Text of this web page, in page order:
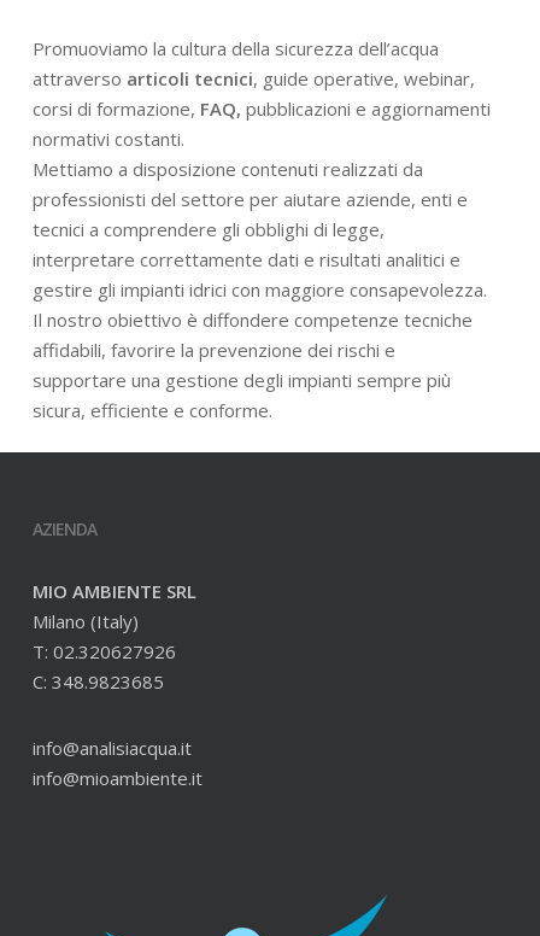
Promuoviamo la cultura della sicurezza dell’acqua
attraverso articoli tecnici, guide operative, webinar,
corsi di formazione, FAQ, pubblicazioni e aggiornamenti
normativi costanti.
Mettiamo a disposizione contenuti realizzati da
professionisti del settore per aiutare aziende, enti e
tecnici a comprendere gli obblighi di legge,
interpretare correttamente dati e risultati analitici e
gestire gli impianti idrici con maggiore consapevolezza.
Il nostro obiettivo è diffondere competenze tecniche
affidabili, favorire la prevenzione dei rischi e
supportare una gestione degli impianti sempre più
sicura, efficiente e conforme.
AZIENDA
MIO AMBIENTE SRL
Milano (Italy)
T: 02.320627926
C: 348.9823685
info@analisiacqua.it
info@mioambiente.it